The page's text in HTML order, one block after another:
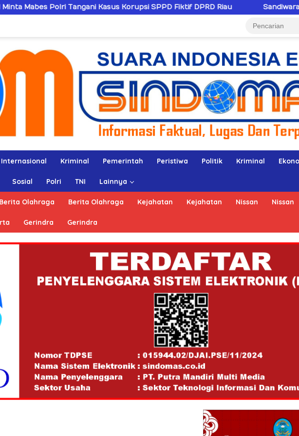
Kasus Korupsi SPPD Fiktif DPRD Riau Sandiwaranya Rekonsiliasi
Internasional Kriminal Pemerintah Peristiwa Politik Kriminal
Sosial Polri TNI Lainnya
Berita Olahraga Berita Olahraga Kejahatan Kejahatan Nissan Nissan
Gerindra Gerindra